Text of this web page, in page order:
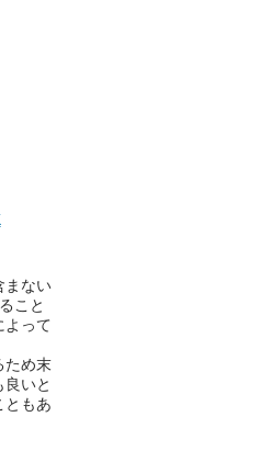
ウリ
ウナ
イベ
社
まない
こと
よって
ため末
いと
ともあ